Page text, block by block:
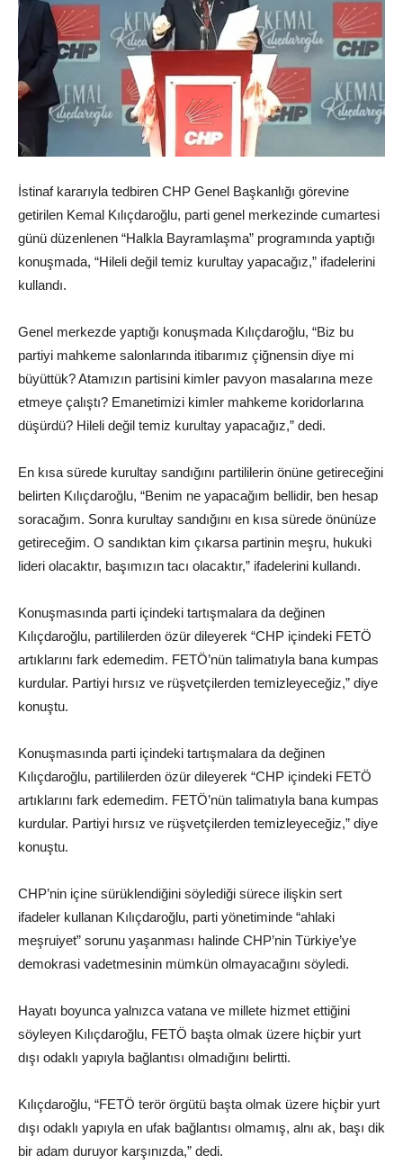
İstinaf kararıyla tedbiren CHP Genel Başkanlığı görevine
getirilen Kemal Kılıçdaroğlu, parti genel merkezinde cumartesi
günü düzenlenen “Halkla Bayramlaşma” programında yaptığı
konuşmada, “Hileli değil temiz kurultay yapacağız,” ifadelerini
kullandı.
Genel merkezde yaptığı konuşmada Kılıçdaroğlu, “Biz bu
partiyi mahkeme salonlarında itibarımız çiğnensin diye mi
büyüttük? Atamızın partisini kimler pavyon masalarına meze
etmeye çalıştı? Emanetimizi kimler mahkeme koridorlarına
düşürdü? Hileli değil temiz kurultay yapacağız,” dedi.
En kısa sürede kurultay sandığını partililerin önüne getireceğini
belirten Kılıçdaroğlu, “Benim ne yapacağım bellidir, ben hesap
soracağım. Sonra kurultay sandığını en kısa sürede önünüze
getireceğim. O sandıktan kim çıkarsa partinin meşru, hukuki
lideri olacaktır, başımızın tacı olacaktır,” ifadelerini kullandı.
Konuşmasında parti içindeki tartışmalara da değinen
Kılıçdaroğlu, partililerden özür dileyerek “CHP içindeki FETÖ
artıklarını fark edemedim. FETÖ’nün talimatıyla bana kumpas
kurdular. Partiyi hırsız ve rüşvetçilerden temizleyeceğiz,” diye
konuştu.
Konuşmasında parti içindeki tartışmalara da değinen
Kılıçdaroğlu, partililerden özür dileyerek “CHP içindeki FETÖ
artıklarını fark edemedim. FETÖ’nün talimatıyla bana kumpas
kurdular. Partiyi hırsız ve rüşvetçilerden temizleyeceğiz,” diye
konuştu.
CHP’nin içine sürüklendiğini söylediği sürece ilişkin sert
ifadeler kullanan Kılıçdaroğlu, parti yönetiminde “ahlaki
meşruiyet” sorunu yaşanması halinde CHP’nin Türkiye’ye
demokrasi vadetmesinin mümkün olmayacağını söyledi.
Hayatı boyunca yalnızca vatana ve millete hizmet ettiğini
söyleyen Kılıçdaroğlu, FETÖ başta olmak üzere hiçbir yurt
dışı odaklı yapıyla bağlantısı olmadığını belirtti.
Kılıçdaroğlu, “FETÖ terör örgütü başta olmak üzere hiçbir yurt
dışı odaklı yapıyla en ufak bağlantısı olmamış, alnı ak, başı dik
bir adam duruyor karşınızda,” dedi.